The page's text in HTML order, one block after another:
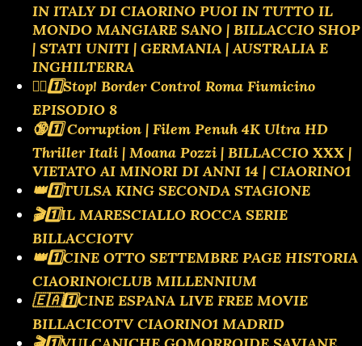
IN ITALY DI CIAORINO PUOI IN TUTTO IL
MONDO MANGIARE SANO | BILLACCIO SHOP
| STATI UNITI | GERMANIA | AUSTRALIA E
INGHILTERRA
👮‍♂️1️⃣Stop! Border Control Roma Fiumicino
EPISODIO 8
🔞1️⃣ Corruption | Filem Penuh 4K Ultra HD
Thriller Itali | Moana Pozzi | BILLACCIO XXX |
VIETATO AI MINORI DI ANNI 14 | CIAORINO1
👑1️⃣TULSA KING SECONDA STAGIONE
🎬1️⃣IL MARESCIALLO ROCCA SERIE
BILLACCIOTV
👑1️⃣CINE OTTO SETTEMBRE PAGE HISTORIA
CIAORINO!CLUB MILLENNIUM
🇪🇦1️⃣CINE ESPANA LIVE FREE MOVIE
BILLACICOTV CIAORINO1 MADRID